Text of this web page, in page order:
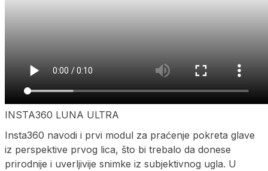
INSTA360 LUNA ULTRA
Insta360 navodi i prvi modul za praćenje pokreta glave
iz perspektive prvog lica, što bi trebalo da donese
prirodnije i uverljivije snimke iz subjektivnog ugla. U